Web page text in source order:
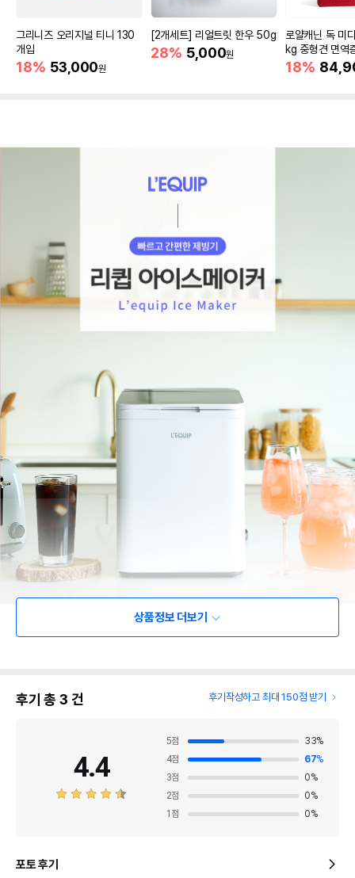
그리니즈 오리지널 티니 130
개입
18% 53,000원
[2개세트] 리얼트릿 한우 50g
28% 5,000원
로얄캐닌 독 미
kg 중형견 면역
18%
상품정보 더보기
후기 총 3 건 후기작성하고 최대 150점 받기
4.4
5점 33%
4점 67%
3점 0%
2점 0%
1 점 0%
포토 후기